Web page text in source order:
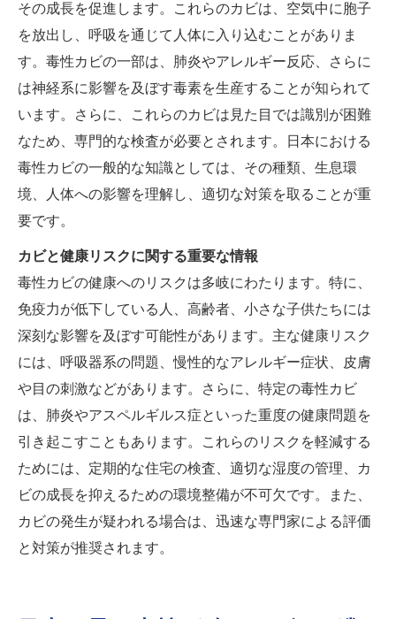
その成長を促進します。これらのカビは、空気中に胞子
を放出し、呼吸を通じて人体に入り込むことがありま
す。毒性カビの一部は、肺炎やアレルギー反応、さらに
は神経系に影響を及ぼす毒素を生産することが知られて
います。さらに、これらのカビは見た目では識別が困難
なため、専門的な検査が必要とされます。日本における
毒性カビの一般的な知識としては、その種類、生息環
境、人体への影響を理解し、適切な対策を取ることが重
要です。
カビと健康リスクに関する重要な情報
毒性カビの健康へのリスクは多岐にわたります。特に、
免疫力が低下している人、高齢者、小さな子供たちには
深刻な影響を及ぼす可能性があります。主な健康リスク
には、呼吸器系の問題、慢性的なアレルギー症状、皮膚
や目の刺激などがあります。さらに、特定の毒性カビ
は、肺炎やアスペルギルス症といった重度の健康問題を
引き起こすこともあります。これらのリスクを軽減する
ためには、定期的な住宅の検査、適切な湿度の管理、カ
ビの成長を抑えるための環境整備が不可欠です。また、
カビの発生が疑われる場合は、迅速な専門家による評価
と対策が推奨されます。